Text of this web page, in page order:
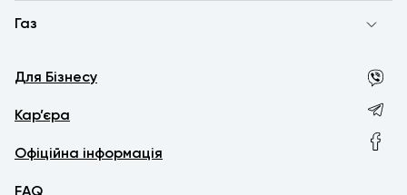
Газ
Для Бізнесу
Кар’єра
Офіційна інформація